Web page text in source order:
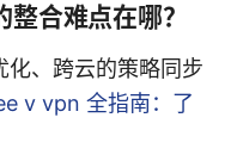
合难点在哪？
化、跨云的策略同步
v vpn 全指南：了